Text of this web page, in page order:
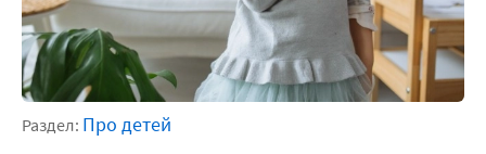
Раздел: Про детей